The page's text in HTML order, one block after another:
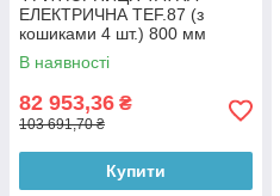
ЕЛЕКТРИЧНА TEF.87 (з
кошиками 4 шт.) 800 мм
В наявності
82 953,36 ₴
103 691,70 ₴
Купити